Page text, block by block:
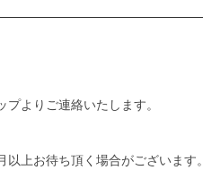
よりご連絡いたします。
上お待ち頂く場合がございます。